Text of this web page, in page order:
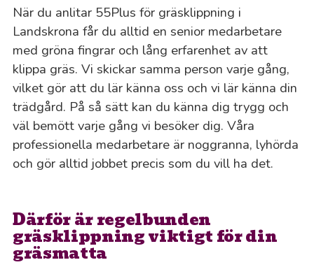
När du anlitar 55Plus för gräsklippning i
Landskrona får du alltid en senior medarbetare
med gröna fingrar och lång erfarenhet av att
klippa gräs. Vi skickar samma person varje gång,
vilket gör att du lär känna oss och vi lär känna din
trädgård. På så sätt kan du känna dig trygg och
väl bemött varje gång vi besöker dig. Våra
professionella medarbetare är noggranna, lyhörda
och gör alltid jobbet precis som du vill ha det.
Därför är regelbunden
gräsklippning viktigt för din
gräsmatta